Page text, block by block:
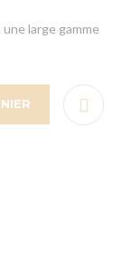
large gamme